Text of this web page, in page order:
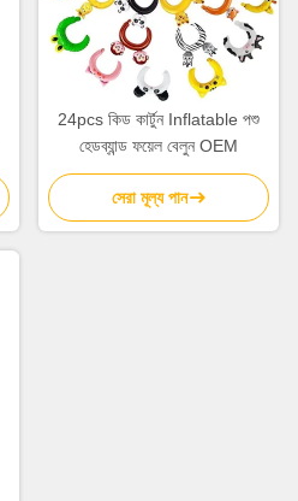
24pcs কিড কার্টুন Inflatable পশু
হেডব্যান্ড ফয়েল বেলুন OEM
সেরা মূল্য পান